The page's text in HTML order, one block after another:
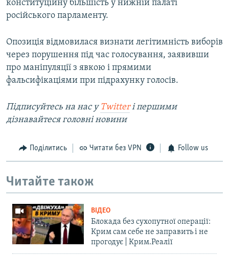
конституційну більшість у нижній палаті
російського парламенту.
Опозиція відмовилася визнати легітимність виборів
через порушення під час голосування, заявивши
про маніпуляції з явкою і прямими
фальсифікаціями при підрахунку голосів.
Підписуйтесь на наc у Twitterі першими
дізнавайтеся головні новини
Поділитись Читати без VPN Follow us
Читайте також
ВІДЕО
Блокада без сухопутної операції:
Крим сам себе не заправить і не
прогодує | Крим.Реалії